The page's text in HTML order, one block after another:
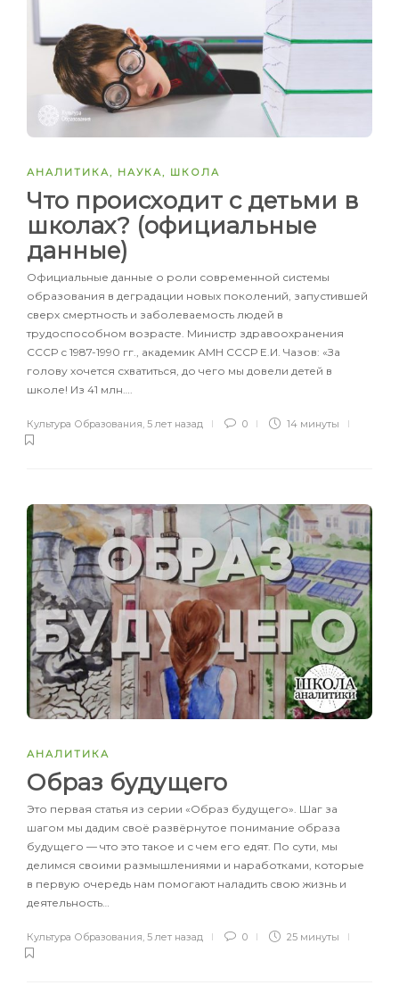
АНАЛИТИКА , НАУКА , ШКОЛА
Что происходит с детьми в
школах? (официальные
данные)
Официальные данные о роли современной системы
образования в деградации новых поколений, запустившей
сверх смертность и заболеваемость людей в
трудоспособном возрасте. Министр здравоохранения
СССР с 1987-1990 гг., академик АМН СССР Е.И. Чазов: «За
голову хочется схватиться, до чего мы довели детей в
школе! Из 41 млн….
Культура Образования 5 лет назад 0 14 минуты
АНАЛИТИКА
Образ будущего
Это первая статья из серии «Образ будущего». Шаг за
шагом мы дадим своё развёрнутое понимание образа
будущего — что это такое и с чем его едят. По сути, мы
делимся своими размышлениями и наработками, которые
в первую очередь нам помогают наладить свою жизнь и
деятельность…
Культура Образования, 5 лет назад 0 25 минуты